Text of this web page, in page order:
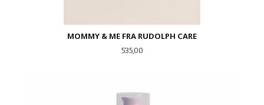
MOMMY & ME FRA RUDOLPH CARE
Pris
535,00